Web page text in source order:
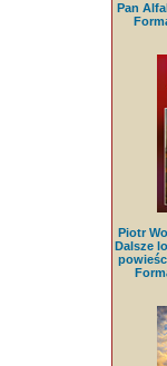
Pan
Piotr
Dalsze